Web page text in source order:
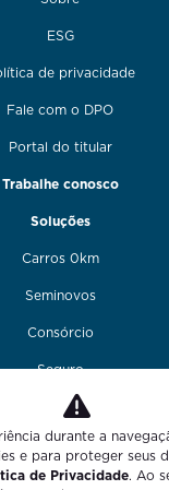
ESG
de privacidade
Fale com o DPO
Portal do titular
Trabalhe conosco
Soluções
Carros 0km
Seminovos
Consórcio
Seguro
Financiamento
Funilaria e pintura
Fale conosco
durante a
e para proteger seus
de Privacidade. Ao